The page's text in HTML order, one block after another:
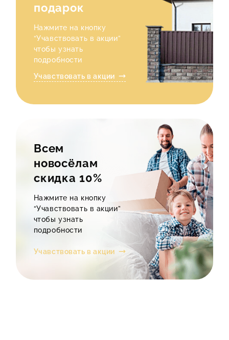
подарок
Нажмите на кнопку
“Учавствовать в акции”
чтобы узнать
подробности
Учавствовать в акции
Всем
новосёлам
скидка 10%
Нажмите на кнопку
“Учавствовать в акции”
чтобы узнать
подробности
Учавствовать в акции